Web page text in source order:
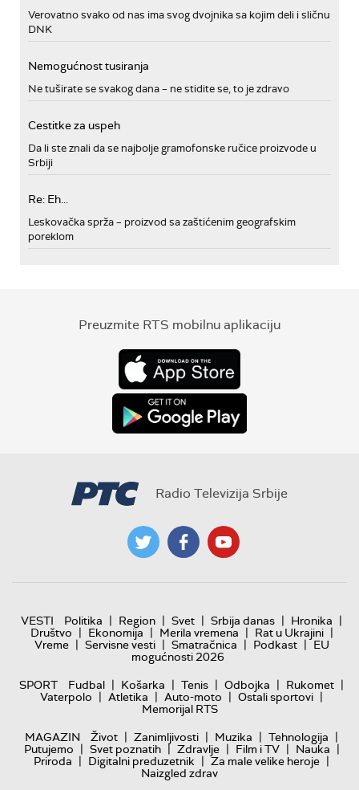
Verovatno svako od nas ima svog dvojnika sa kojim deli i sličnu
DNK
Nemogućnost tusiranja
Ne tuširate se svakog dana – ne stidite se, to je zdravo
Cestitke za uspeh
Da li ste znali da se najbolje gramofonske ručice proizvode u
Srbiji
Re: Eh...
Leskovačka sprža – proizvod sa zaštićenim geografskim
poreklom
Preuzmite RTS mobilnu aplikaciju
Radio Televizija Srbije
VESTI Politika | Region | Svet | Srbija danas | Hronika |
Društvo | Ekonomija | Merila vremena | Rat u Ukrajini |
Vreme | Servisne vesti | Smatračnica | Podkast | EU
mogućnosti 2026
SPORT
Fudbal | Košarka | Tenis | Odbojka | Rukomet |
Vaterpolo | Atletika | Auto-moto | Ostali sportovi |
Memorijal RTS
MAGAZIN
Život | Zanimljivosti | Muzika | Tehnologija |
Putujemo | Svet poznatih | Zdravlje | Film i TV | Nauka |
Priroda | Digitalni preduzetnik | Za male velike heroje |
Naizgled zdrav